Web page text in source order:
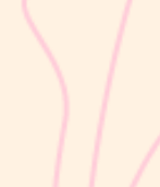
Kecil berjalan
naik-turun dalam
berlangsung